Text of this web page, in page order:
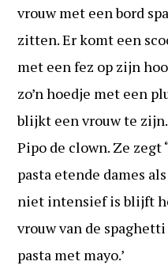
vrouw met een bord
zitten. Er komt een
met een fez op zijn
zo’n hoedje met een
blijkt een vrouw te
Pipo de clown. Ze
pasta etende dames
niet intensief is blijft
vrouw van de
pasta met mayo.’